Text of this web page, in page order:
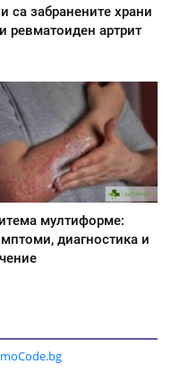
са забранените храни
ревматоиден артрит
мултиформе:
диагностика и